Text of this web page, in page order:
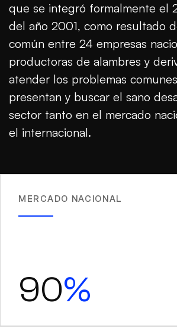
que se integró formalmente el
del año 2001, como resultado
común entre 24 empresas
productoras de alambres y
atender los problemas
presentan y buscar el sano
sector tanto en el mercado
el internacional.
MERCADO NACIONAL
90%